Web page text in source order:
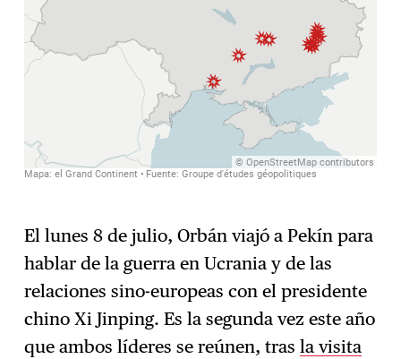
El lunes 8 de julio, Orbán viajó a Pekín para
hablar de la guerra en Ucrania y de las
relaciones sino-europeas con el presidente
chino Xi Jinping. Es la segunda vez este año
que ambos líderes se reúnen, trasla visita